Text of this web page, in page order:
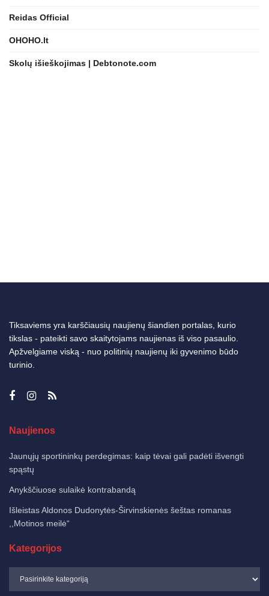
Reidas Official
OHOHO.lt
Skolų išieškojimas | Debtonote.com
Tiksaviems yra karščiausių naujienų šiandien portalas, kurio
tikslas - pateikti savo skaitytojams naujienas iš viso pasaulio.
Apžvelgiame viską - nuo politinių naujienų iki gyvenimo būdo
turinio.
Naujienos
Jaunųjų sportininkų perdegimas: kaip tėvai gali padėti išvengti
spąstų
Anykščiuose sulaikė kontrabandą
Išleistas Aldonos Dudonytės-Širvinskienės šeštas romanas
,,Motinos meilė“
Kategorijos